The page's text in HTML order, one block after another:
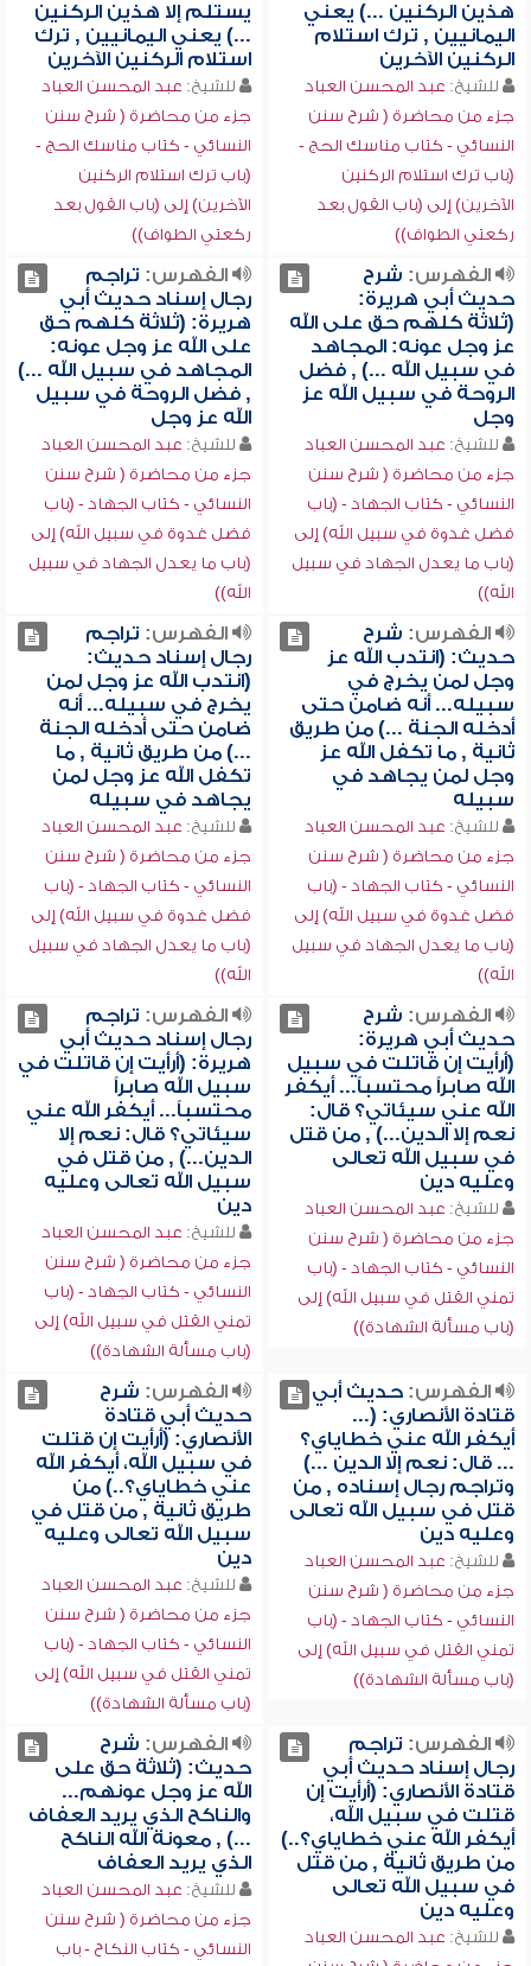
هذين الركنين ...) يعني
اليمانيين , ترك استلام
الركنين الآخرين
للشيخ: عبد المحسن العباد
جزء من محاضرة ( شرح سنن
النسائي - كتاب مناسك الحج -
(باب ترك استلام الركنين
الآخرين) إلى (باب القول بعد
ركعتي الطواف))
يستلم إلا هذين الركنين
...) يعني اليمانيين , ترك
استلام الركنين الآخرين
للشيخ: عبد المحسن العباد
جزء من محاضرة ( شرح سنن
النسائي - كتاب مناسك الحج -
(باب ترك استلام الركنين
الآخرين) إلى (باب القول بعد
ركعتي الطواف))
الفهرس: شرح
حديث أبي هريرة:
(ثلاثة كلهم حق على الله
عز وجل عونه: المجاهد
في سبيل الله ...) , فضل
الروحة في سبيل الله عز
وجل
للشيخ: عبد المحسن العباد
جزء من محاضرة ( شرح سنن
النسائي - كتاب الجهاد - (باب
فضل غدوة في سبيل الله) إلى
(باب ما يعدل الجهاد في سبيل
الله))
الفهرس: تراجم
رجال إسناد حديث أبي
هريرة: (ثلاثة كلهم حق
على الله عز وجل عونه:
المجاهد في سبيل الله ...)
, فضل الروحة في سبيل
الله عز وجل
للشيخ: عبد المحسن العباد
جزء من محاضرة ( شرح سنن
النسائي - كتاب الجهاد - (باب
فضل غدوة في سبيل الله) إلى
(باب ما يعدل الجهاد في سبيل
الله))
الفهرس: شرح
حديث: (انتدب الله عز
وجل لمن يخرج في
سبيله... أنه ضامن حتى
أدخله الجنة ...) من طريق
ثانية , ما تكفل الله عز
وجل لمن يجاهد في
سبيله
للشيخ: عبد المحسن العباد
جزء من محاضرة ( شرح سنن
النسائي - كتاب الجهاد - (باب
فضل غدوة في سبيل الله) إلى
(باب ما يعدل الجهاد في سبيل
الله))
الفهرس: تراجم
رجال إسناد حديث:
(انتدب الله عز وجل لمن
يخرج في سبيله... أنه
ضامن حتى أدخله الجنة
...) من طريق ثانية , ما
تكفل الله عز وجل لمن
يجاهد في سبيله
للشيخ: عبد المحسن العباد
جزء من محاضرة ( شرح سنن
النسائي - كتاب الجهاد - (باب
فضل غدوة في سبيل الله) إلى
(باب ما يعدل الجهاد في سبيل
الله))
الفهرس: شرح
حديث أبي هريرة:
(أرأيت إن قاتلت في سبيل
الله صابراً محتسباً... أيكفر
الله عني سيئاتي؟ قال:
نعم إلا الدين...) , من قتل
في سبيل الله تعالى
وعليه دين
للشيخ: عبد المحسن العباد
جزء من محاضرة ( شرح سنن
النسائي - كتاب الجهاد - (باب
تمني القتل في سبيل الله) إلى
(باب مسألة الشهادة))
الفهرس: تراجم
رجال إسناد حديث أبي
هريرة: (أرأيت إن قاتلت في
سبيل الله صابراً
محتسباً... أيكفر الله عني
سيئاتي؟ قال: نعم إلا
الدين...) , من قتل في
سبيل الله تعالى وعليه
دين
للشيخ: عبد المحسن العباد
جزء من محاضرة ( شرح سنن
النسائي - كتاب الجهاد - (باب
تمني القتل في سبيل الله) إلى
(باب مسألة الشهادة))
الفهرس:حديث أبي
قتادة الأنصاري: (...
أيكفر الله عني خطاياي؟
... قال: نعم إلا الدين ...)
وتراجم رجال إسناده , من
قتل في سبيل الله تعالى
وعليه دين
للشيخ: عبد المحسن العباد
جزء من محاضرة ( شرح سنن
النسائي - كتاب الجهاد - (باب
تمني القتل في سبيل الله) إلى
(باب مسألة الشهادة))
الفهرس: شرح
حديث أبي قتادة
الأنصاري: (أرأيت إن قتلت
في سبيل الله، أيكفر الله
عني خطاياي؟..) من
طريق ثانية , من قتل في
سبيل الله تعالى وعليه
دين
للشيخ: عبد المحسن العباد
جزء من محاضرة ( شرح سنن
النسائي - كتاب الجهاد - (باب
تمني القتل في سبيل الله) إلى
(باب مسألة الشهادة))
الفهرس: تراجم
رجال إسناد حديث أبي
قتادة الأنصاري: (أرأيت إن
قتلت في سبيل الله،
أيكفر الله عني خطاياي؟..)
من طريق ثانية , من قتل
في سبيل الله تعالى
وعليه دين
للشيخ: عبد المحسن العباد
الفهرس: شرح
حديث: (ثلاثة حق على
الله عز وجل عونهم...
والناكح الذي يريد العفاف
...) , معونة الله الناكح
الذي يريد العفاف
للشيخ: عبد المحسن العباد
جزء من محاضرة ( شرح سنن
النسائي - كتاب النكاح - باب